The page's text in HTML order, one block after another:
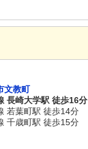
文教町
長崎大学駅 徒歩16分
若葉町駅 徒歩14分
千歳町駅 徒歩15分